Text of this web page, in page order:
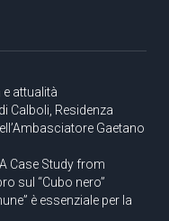
e attualità
Calboli, Residenza
Gaetano
Case Study from
sul “Cubo nero”
è essenziale per la